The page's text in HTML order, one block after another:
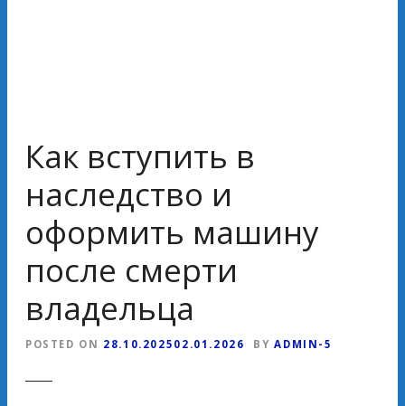
Как вступить в
наследство и
оформить машину
после смерти
владельца
POSTED ON 28.10.2025 02.01.2026 BY ADMIN-5